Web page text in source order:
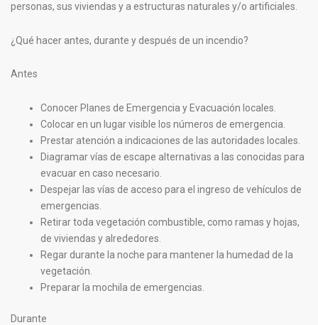
personas, sus viviendas y a estructuras naturales y/o artificiales.
¿Qué hacer antes, durante y después de un incendio?
Antes
Conocer Planes de Emergencia y Evacuación locales.
Colocar en un lugar visible los números de emergencia.
Prestar atención a indicaciones de las autoridades locales.
Diagramar vías de escape alternativas a las conocidas para
evacuar en caso necesario.
Despejar las vías de acceso para el ingreso de vehículos de
emergencias.
Retirar toda vegetación combustible, como ramas y hojas,
de viviendas y alrededores.
Regar durante la noche para mantener la humedad de la
vegetación.
Preparar la mochila de emergencias.
Durante